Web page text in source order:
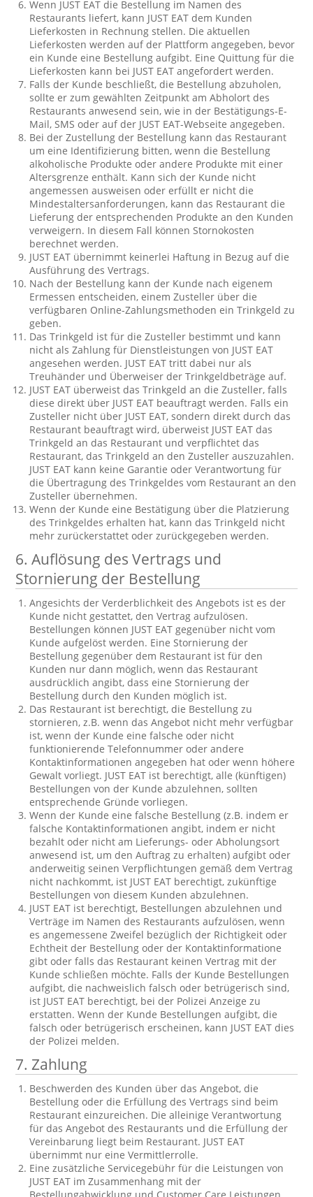
Wenn JUST EAT die Bestellung im Namen des
Restaurants liefert, kann JUST EAT dem Kunden
Lieferkosten in Rechnung stellen. Die aktuellen
Lieferkosten werden auf der Plattform angegeben, bevor
ein Kunde eine Bestellung aufgibt. Eine Quittung für die
Lieferkosten kann bei JUST EAT angefordert werden.
Falls der Kunde beschließt, die Bestellung abzuholen,
sollte er zum gewählten Zeitpunkt am Abholort des
Restaurants anwesend sein, wie in der Bestätigungs-E-
Mail, SMS oder auf der JUST EAT-Webseite angegeben.
Bei der Zustellung der Bestellung kann das Restaurant
um eine Identifizierung bitten, wenn die Bestellung
alkoholische Produkte oder andere Produkte mit einer
Altersgrenze enthält. Kann sich der Kunde nicht
angemessen ausweisen oder erfüllt er nicht die
Mindestaltersanforderungen, kann das Restaurant die
Lieferung der entsprechenden Produkte an den Kunden
verweigern. In diesem Fall können Stornokosten
berechnet werden.
JUST EAT übernimmt keinerlei Haftung in Bezug auf die
Ausführung des Vertrags.
Nach der Bestellung kann der Kunde nach eigenem
Ermessen entscheiden, einem Zusteller über die
verfügbaren Online-Zahlungsmethoden ein Trinkgeld zu
geben.
Das Trinkgeld ist für die Zusteller bestimmt und kann
nicht als Zahlung für Dienstleistungen von JUST EAT
angesehen werden. JUST EAT tritt dabei nur als
Treuhänder und Überweiser der Trinkgeldbeträge auf.
JUST EAT überweist das Trinkgeld an die Zusteller, falls
diese direkt über JUST EAT beauftragt werden. Falls ein
Zusteller nicht über JUST EAT, sondern direkt durch das
Restaurant beauftragt wird, überweist JUST EAT das
Trinkgeld an das Restaurant und verpflichtet das
Restaurant, das Trinkgeld an den Zusteller auszuzahlen.
JUST EAT kann keine Garantie oder Verantwortung für
die Übertragung des Trinkgeldes vom Restaurant an den
Zusteller übernehmen.
Wenn der Kunde eine Bestätigung über die Platzierung
des Trinkgeldes erhalten hat, kann das Trinkgeld nicht
mehr zurückerstattet oder zurückgegeben werden.
6.Auflösung des Vertrags und
Stornierung der Bestellung
Angesichts der Verderblichkeit des Angebots ist es der
Kunde nicht gestattet, den Vertrag aufzulösen.
Bestellungen können JUST EAT gegenüber nicht vom
Kunde aufgelöst werden. Eine Stornierung der
Bestellung gegenüber dem Restaurant ist für den
Kunden nur dann möglich, wenn das Restaurant
ausdrücklich angibt, dass eine Stornierung der
Bestellung durch den Kunden möglich ist.
Das Restaurant ist berechtigt, die Bestellung zu
stornieren, z.B. wenn das Angebot nicht mehr verfügbar
ist, wenn der Kunde eine falsche oder nicht
funktionierende Telefonnummer oder andere
Kontaktinformationen angegeben hat oder wenn höhere
Gewalt vorliegt. JUST EAT ist berechtigt, alle (künftigen)
Bestellungen von der Kunde abzulehnen, sollten
entsprechende Gründe vorliegen.
Wenn der Kunde eine falsche Bestellung (z.B. indem er
falsche Kontaktinformationen angibt, indem er nicht
bezahlt oder nicht am Lieferungs- oder Abholungsort
anwesend ist, um den Auftrag zu erhalten) aufgibt oder
anderweitig seinen Verpflichtungen gemäß dem Vertrag
nicht nachkommt, ist JUST EAT berechtigt, zukünftige
Bestellungen von diesem Kunden abzulehnen.
JUST EAT ist berechtigt, Bestellungen abzulehnen und
Verträge im Namen des Restaurants aufzulösen, wenn
es angemessene Zweifel bezüglich der Richtigkeit oder
Echtheit der Bestellung oder der Kontaktinformatione
gibt oder falls das Restaurant keinen Vertrag mit der
Kunde schließen möchte. Falls der Kunde Bestellungen
aufgibt, die nachweislich falsch oder betrügerisch sind,
ist JUST EAT berechtigt, bei der Polizei Anzeige zu
erstatten. Wenn der Kunde Bestellungen aufgibt, die
falsch oder betrügerisch erscheinen, kann JUST EAT dies
der Polizei melden.
7.Zahlung
Beschwerden des Kunden über das Angebot, die
Bestellung oder die Erfüllung des Vertrags sind beim
Restaurant einzureichen. Die alleinige Verantwortung
für das Angebot des Restaurants und die Erfüllung der
Vereinbarung liegt beim Restaurant. JUST EAT
übernimmt nur eine Vermittlerrolle.
Eine zusätzliche Servicegebühr für die Leistungen von
JUST EAT im Zusammenhang mit der